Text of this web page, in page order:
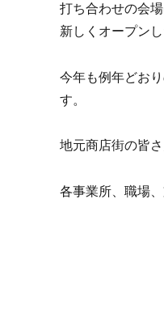
打ち合わせの会
新しくオープン
今年も例年どお
す。
地元商店街の皆
各事業所、職場